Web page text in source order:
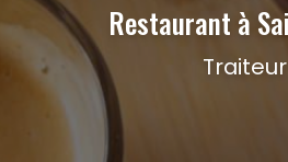
Restaurant à
Traiteur